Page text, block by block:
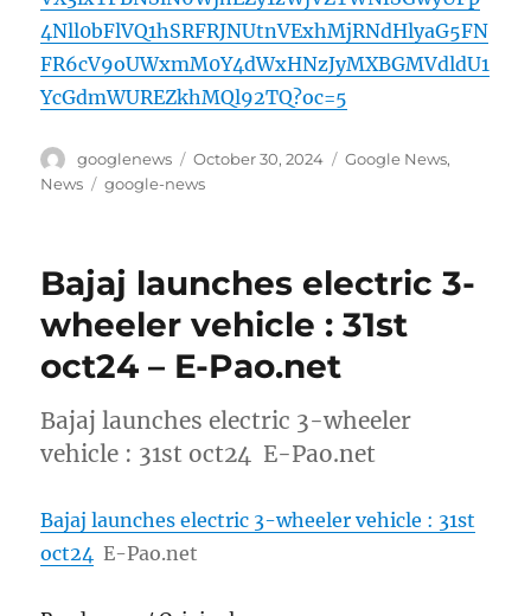
4Nll0bFlVQ1hSRFRJNUtnVExhMjRNdHlyaG5FN
FR6cV9oUWxmM0Y4dWxHNzJyMXBGMVdldU1
YcGdmWUREZkhMQl92TQ?oc=5
Author
googlenews
Posted
on
October 30, 2024 Categories
Google News,
News
Tags
google-news
Bajaj launches electric 3-
wheeler vehicle : 31st
oct24 – E-Pao.net
Bajaj launches electric 3-wheeler
vehicle : 31st oct24 E-Pao.net
Bajaj launches electric 3-wheeler vehicle : 31st
oct24 E-Pao.net